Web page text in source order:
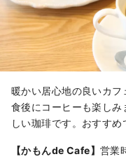
暖かい居心地の良いカフ
食後にコーヒーも楽し
しい珈琲です。おすすめ
【かもんde Cafe】営業